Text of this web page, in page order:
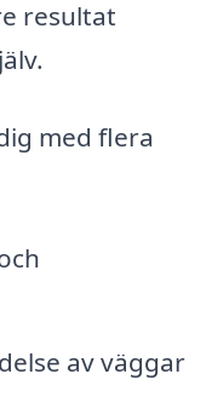
resultat
med flera
av väggar